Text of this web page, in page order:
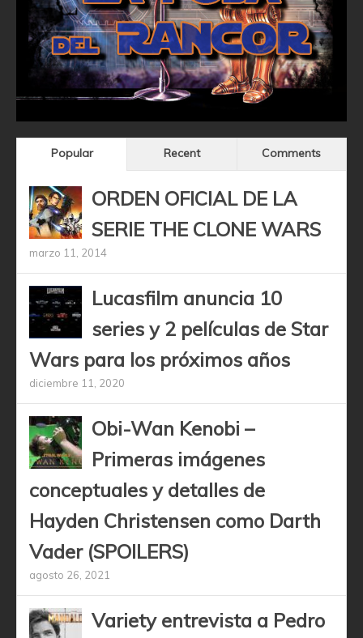
Popular Recent Comments
ORDEN OFICIAL DE LA
SERIE THE CLONE WARS
marzo 11, 2014
Lucasfilm anuncia 10
series y 2 películas de Star
Wars para los próximos años
diciembre 11, 2020
Obi-Wan Kenobi –
Primeras imágenes
conceptuales y detalles de
Hayden Christensen como Darth
Vader (SPOILERS)
agosto 26, 2021
Variety entrevista a Pedro